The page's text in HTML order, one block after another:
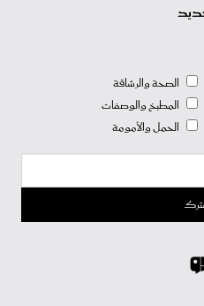
الصحة والرشاقة
المطبخ والوصفات
الحمل والأمومة